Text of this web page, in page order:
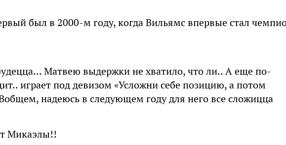
был в 2000-м году, когда Вильямс впервые стал
Матвею выдержки не хватило, что ли.. А еще по-
играет под девизом «Усложни себе позицию, а потом
надеюсь в следующем году для него все сложицца
Микаэлы!!